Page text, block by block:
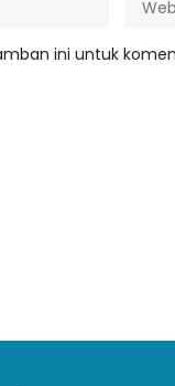
ini untuk